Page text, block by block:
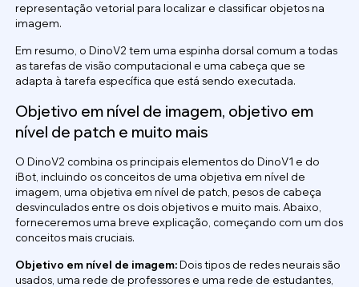
representação vetorial para localizar e classificar objetos na
imagem.
Em resumo, o DinoV2 tem uma espinha dorsal comum a todas
as tarefas de visão computacional e uma cabeça que se
adapta à tarefa específica que está sendo executada.
Objetivo em nível de imagem, objetivo em
nível de patch e muito mais
O DinoV2 combina os principais elementos do DinoV1 e do
iBot, incluindo os conceitos de uma objetiva em nível de
imagem, uma objetiva em nível de patch, pesos de cabeça
desvinculados entre os dois objetivos e muito mais. Abaixo,
forneceremos uma breve explicação, começando com um dos
conceitos mais cruciais.
Objetivo em nível de imagem:Dois tipos de redes neurais são
usados, uma rede de professores e uma rede de estudantes,